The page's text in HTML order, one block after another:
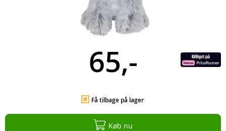
65,-
Få tilbage på lager
Køb nu